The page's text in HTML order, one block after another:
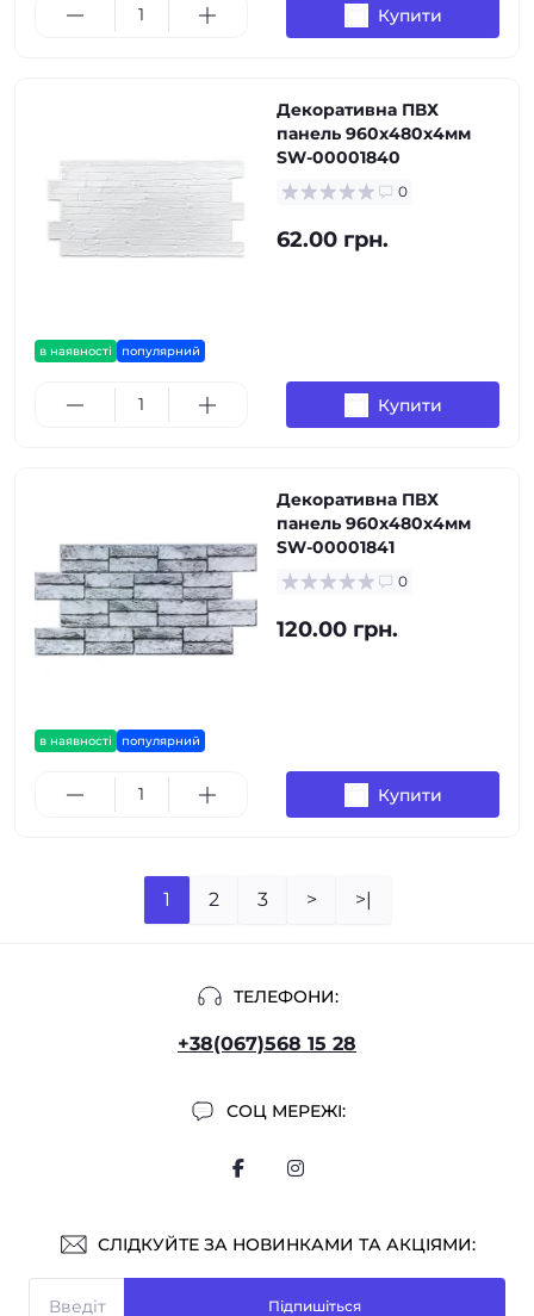
Купити
в наявності популярний
Декоративна ПВХ
панель 960х480х4мм
SW-00001840
0
62.00 грн.
Купити
в наявності популярний
Декоративна ПВХ
панель 960х480х4мм
SW-00001841
0
120.00 грн.
Купити
1 2 3 > >|
ТЕЛЕФОНИ:
+38(067)568 15 28
СОЦ МЕРЕЖІ:
СЛІДКУЙТЕ ЗА НОВИНКАМИ ТА АКЦІЯМИ:
Підпишіться